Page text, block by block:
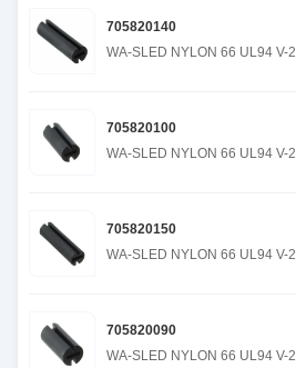
705820140
WA-SLED NYLON 66 UL94 V-
705820100
WA-SLED NYLON 66 UL94 V-
705820150
WA-SLED NYLON 66 UL94 V-
705820090
WA-SLED NYLON 66 UL94 V-